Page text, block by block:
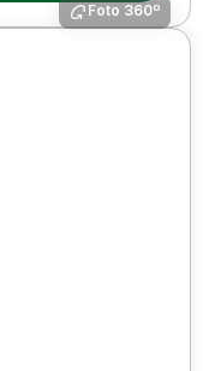
Foto 360º